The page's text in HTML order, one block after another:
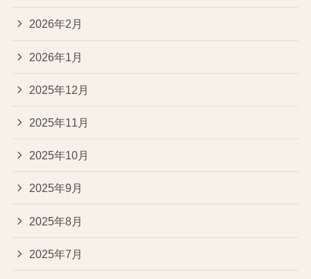
2026年2月
2026年1月
2025年12月
2025年11月
2025年10月
2025年9月
2025年8月
2025年7月